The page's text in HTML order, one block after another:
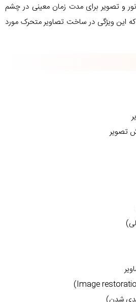
و تصویر برای مدت زمان معینی در چشم
این ویژگی در ساخت تصاویر متحرک مورد
تصویر